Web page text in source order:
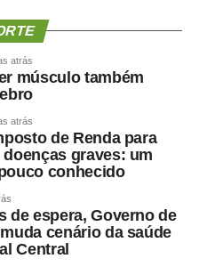
PEDAGOGO-
EMEBC Profª Hilda
PEDAGOGO-
EMEBC NOSSA
FRANCA.pdf
PEDAGOGO-
EMEBC Herbert de
atrás
músculo também
atrás
de Renda para
graves: um
conhecido
de espera, Governo de
cenário da saúde
Central